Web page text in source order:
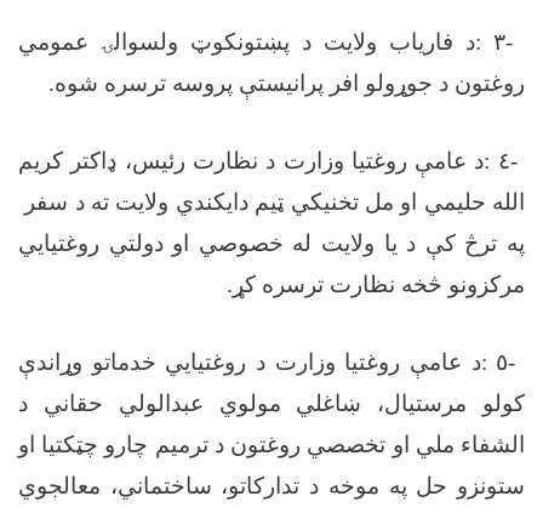
-٣ :د فاریاب ولایت د پښتونکوټ ولسوالۍ عمومي
روغتون د جوړولو افر پرانیستې پروسه ترسره شوه.
-٤ :د عامې روغتیا وزارت د نظارت رئیس، ډاکتر کریم‌
الله حلیمي او مل تخنیکي ټیم دایکندي ولایت ته د سفر
په ترڅ کې د یا ولایت له خصوصي او دولتي روغتیايي
مرکزونو څخه نظارت ترسره کړ .
-٥ :د عامې روغتیا وزارت د روغتیایي خدماتو وړاندې
کولو مرستیال، ښاغلي مولوي عبدالولي حقاني د
الشفاء ملي او تخصصي روغتون د ترمیم چارو چټکتیا او
ستونزو حل په موخه د تدارکاتو، ساختماني، معالجوي